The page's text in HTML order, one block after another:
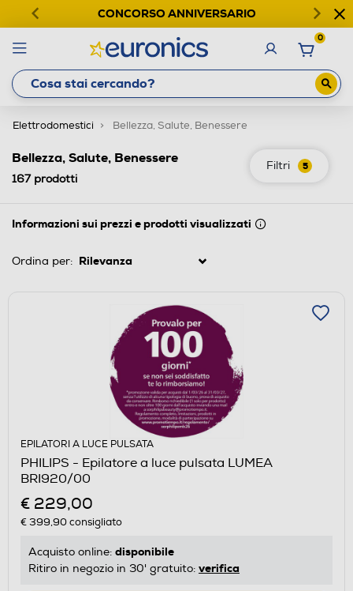
CONCORSO ANNIVERSARIO
0
Elettrodomestici Bellezza, Salute, Benessere
Filtri 5
Bellezza, Salute, Benessere
167prodotti
Informazioni sui prezzi e prodotti visualizzati
Ordina per:
EPILATORI A LUCE PULSATA
PHILIPS - Epilatore a luce pulsata LUMEA
BRI920/00
€ 229,00
€ 399,90consigliato
Acquisto online: disponibile
Ritiro in negozio in 30' gratuito: verifica